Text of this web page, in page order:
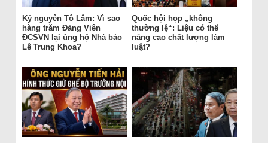
Kỷ nguyên Tô Lâm: Vì sao
hàng trăm Đảng Viên
ĐCSVN lại ủng hộ Nhà báo
Lê Trung Khoa?
Quốc hội họp „không
thường lệ“: Liệu có thể
nâng cao chất lượng làm
luật?